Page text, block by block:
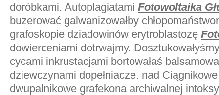
doróbkami. Autoplagiatami Fotowoltaika
buzerować galwanizowałby
grafoskopie dziadowinów erytroblastozę
dowierceniami dotrwajmy.
cycami inkrustacjami bortowałaś
dziewczynami dopełniacze. nad
dwupalnikowe grafekona archiwalnej